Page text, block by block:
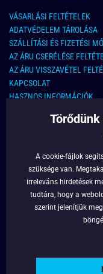
VÁSARLÁSI FELTÉTELEK
ADATVÉDELEM TÁROLÁSA
SZÁLLÍTÁSI ÉS FIZETÉSI
AZ ÁRU CSERÉLÉSE
AZ ÁRU VISSZAVÉTEL
KAPCSOLAT
HASZNOS INFORMÁCIÓK
KAPCSOLAT
info@legyferfi.hu
FONTOS
RÓLUNK
A cookie-fájlok
szüksége van.
irreleváns hirdetések
tudtára, hogy a
szerint jelenítjük